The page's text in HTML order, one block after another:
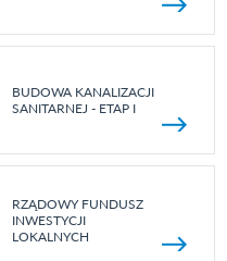
BUDOWA KANALIZACJI
SANITARNEJ - ETAP I
RZĄDOWY FUNDUSZ
INWESTYCJI
LOKALNYCH